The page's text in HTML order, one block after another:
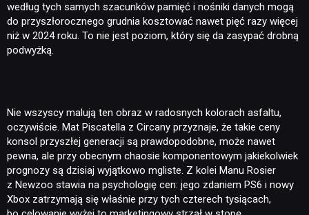
według tych samych szacunków pamięć i nośniki danych mogą
do przyszłorocznego grudnia kosztować nawet pięć razy więcej
niż w 2024 roku. To nie jest poziom, który się da zasypać drobną
podwyżką.
Nie wszyscy malują ten obraz w radosnych kolorach asfaltu,
oczywiście. Mat Piscatella z Circany przyznaje, że takie ceny
konsol przyszłej generacji są prawdopodobne, może nawet
pewna, ale przy obecnym chaosie komponentowym jakiekolwiek
prognozy są dzisiaj wyjątkowo mgliste. Z kolei Manu Rosier
z Newzoo stawia na psychologię cen: jego zdaniem PS6 i nowy
Xbox zatrzymają się właśnie przy tych czterech tysiącach,